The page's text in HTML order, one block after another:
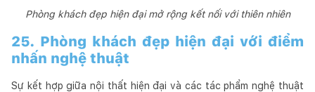
Phòng khách đẹp hiện đại mở rộng kết nối với thiên nhiên
25. Phòng khách đẹp hiện đại với điểm
nhấn nghệ thuật
Sự kết hợp giữa nội thất hiện đại và các tác phẩm nghệ thuật